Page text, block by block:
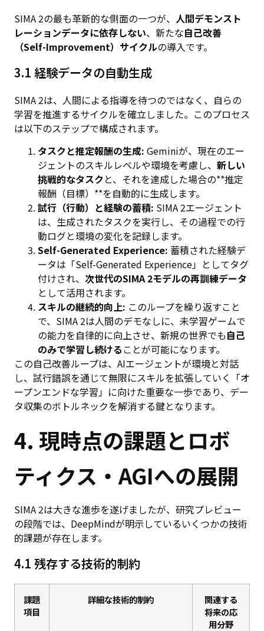
SIMA 2の最も革新的な側面の一つが、 人間デモンスト
レーションデータに依存しない、新たな自己改善
（Self-Improvement）サイクルの導入です。
3.1 経験データの自動生成
SIMA 2は、人間による指導を待つのではなく、自らの
学習を推進するサイクルを確立しました。このプロセス
は以下のステップで構成されます。
タスクと推定報酬の生成: Geminiが、現在のエー
ジェントのスキルレベルや環境を考慮し、 新しい
挑戦的なタスクと、それを達成した場合の**推定
報酬（目標）**を自動的に生成します。
試行（行動）と経験の蓄積: SIMA 2エージェント
は、生成されたタスクを実行し、その過程での行
動ログと環境の変化を記録します。
Self-Generated Experience: 蓄積された経験デ
ータは「Self-Generated Experience」としてタグ
付けされ、 次世代のSIMA 2モデルの再訓練データ
として活用されます。
スキルの継続的向上: このループを繰り返すこと
で、SIMA 2は人間のデモなしに、未学習ゲームで
の能力を自律的に向上させ、新規の世界でも自己
のみで学習し続けることが可能になります。
この自己改善ループは、AIエージェントが環境と対話
し、試行錯誤を通じて無限にスキルを拡張していく「オ
ープンエンドな学習」に向けた重要な一歩であり、デー
タ収集のボトルネックを解消する鍵となります。
4. 現時点の課題とロボ
ティクス・AGIへの展開
SIMA 2は大きな進歩を遂げましたが、研究プレビュー
の段階では、DeepMindが明示しているいくつかの技術
的課題が存在します。
4.1 残存する技術的制約
課題
項目
詳細な技術的制約
関連する
将来の応
用分野